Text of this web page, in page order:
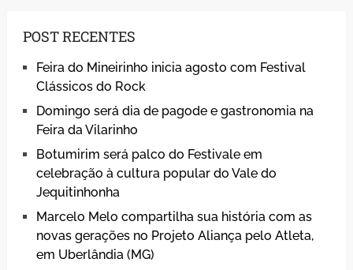
POST RECENTES
Feira do Mineirinho inicia agosto com Festival
Clássicos do Rock
Domingo será dia de pagode e gastronomia na
Feira da Vilarinho
Botumirim será palco do Festivale em
celebração à cultura popular do Vale do
Jequitinhonha
Marcelo Melo compartilha sua história com as
novas gerações no Projeto Aliança pelo Atleta,
em Uberlândia (MG)